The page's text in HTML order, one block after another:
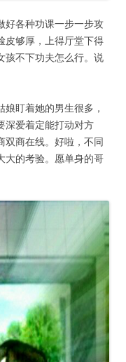
好各种功课一步一步攻
皮够厚，上得厅堂下得
孩不下功夫怎么行。说
盯着她的男生很多，
深爱着定能打动对方
双商在线。好啦，不同
大的考验。愿单身的哥